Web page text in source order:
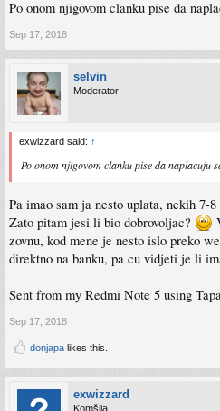
Po onom njigovom clanku pise da
Sep 17, 2018
selvin
Moderator
exwizzard said: ↑
Po onom njigovom clanku pise da naplacuju
Pa imao sam ja nesto uplata, nekih 7-
Zato pitam jesi li bio dobrovoljac?
zovnu, kod mene je nesto islo preko
direktno na banku, pa cu vidjeti je li
Sent from my Redmi Note 5 using
Sep 17, 2018
donjapa likes this.
exwizzard
Komšija